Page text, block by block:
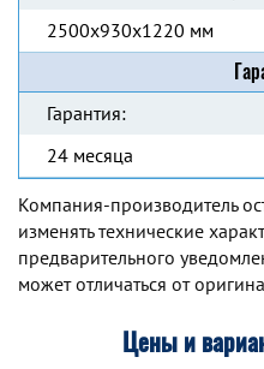
2500x930x1220 мм
Гарантия:
24 месяца
Компания-производитель
изменять технические
предварительного
может отличаться от
Цены и